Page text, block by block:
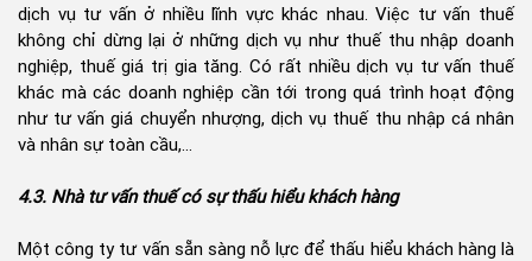
dịch vụ tư vấn ở nhiều lĩnh vực khác nhau. Việc tư vấn thuế
không chỉ dừng lại ở những dịch vụ như thuế thu nhập doanh
nghiệp, thuế giá trị gia tăng. Có rất nhiều dịch vụ tư vấn thuế
khác mà các doanh nghiệp cần tới trong quá trình hoạt động
như tư vấn giá chuyển nhượng, dịch vụ thuế thu nhập cá nhân
và nhân sự toàn cầu,...
4.3. Nhà tư vấn thuế có sự thấu hiểu khách hàng
Một công ty tư vấn sẵn sàng nỗ lực để thấu hiểu khách hàng là